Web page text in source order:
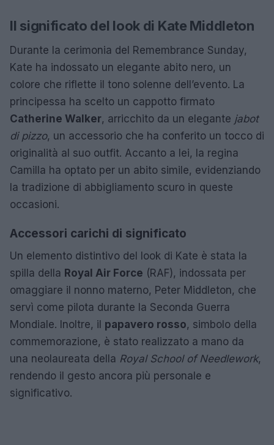
Il significato del look di Kate Middleton
Durante la cerimonia del Remembrance Sunday,
Kate ha indossato un elegante abito nero, un
colore che riflette il tono solenne dell’evento. La
principessa ha scelto un cappotto firmato
Catherine Walker, arricchito da un elegante jabot
di pizzo, un accessorio che ha conferito un tocco di
originalità al suo outfit. Accanto a lei, la regina
Camilla ha optato per un abito simile, evidenziando
la tradizione di abbigliamento scuro in queste
occasioni.
Accessori carichi di significato
Un elemento distintivo del look di Kate è stata la
spilla della Royal Air Force (RAF), indossata per
omaggiare il nonno materno, Peter Middleton, che
servì come pilota durante la Seconda Guerra
Mondiale. Inoltre, il papavero rosso, simbolo della
commemorazione, è stato realizzato a mano da
una neolaureata della Royal School of Needlework,
rendendo il gesto ancora più personale e
significativo.